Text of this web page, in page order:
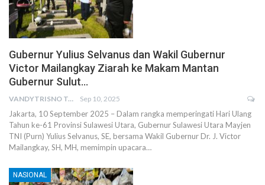
Gubernur Yulius Selvanus dan Wakil Gubernur
Victor Mailangkay Ziarah ke Makam Mantan
Gubernur Sulut…
VANDYTRISNO TALUMEPA Sep 10, 2025
Jakarta, 10 September 2025 – Dalam rangka memperingati Hari Ulang
Tahun ke-61 Provinsi Sulawesi Utara, Gubernur Sulawesi Utara Mayjen
TNI (Purn) Yulius Selvanus, SE, bersama Wakil Gubernur Dr. J. Victor
Mailangkay, SH, MH, memimpin upacara…
NASIONAL